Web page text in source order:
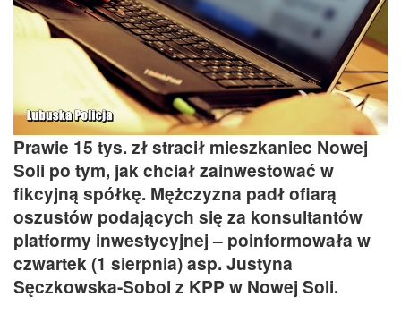
Prawie 15 tys. zł stracił mieszkaniec Nowej
Soli po tym, jak chciał zainwestować w
fikcyjną spółkę. Mężczyzna padł ofiarą
oszustów podających się za konsultantów
platformy inwestycyjnej – poinformowała w
czwartek (1 sierpnia) asp. Justyna
Sęczkowska-Sobol z KPP w Nowej Soli.